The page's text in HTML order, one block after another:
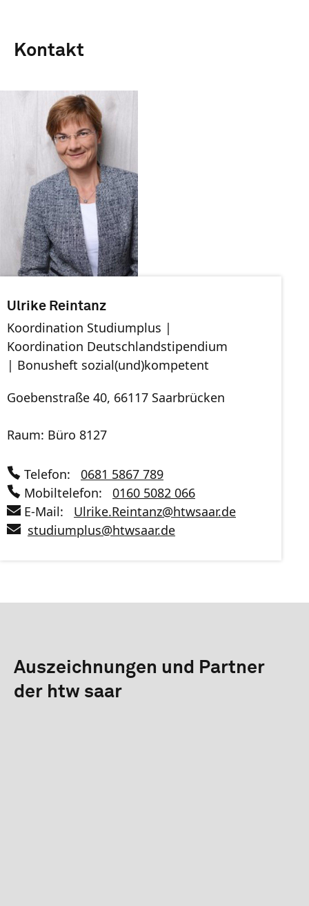
Kontakt
Ulrike Reintanz
Koordination Studiumplus |
Koordination Deutschlandstipendium
| Bonusheft sozial(und)kompetent
Goebenstraße 40, 66117 Saarbrücken
Raum: Büro 8127
Telefon:
0681 5867 789
Mobiltelefon:
0160 5082 066
E-Mail:
Ulrike.Reintanz@htwsaar.de
studiumplus@htwsaar.de
Auszeichnungen und Partner
der htw saar